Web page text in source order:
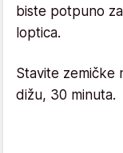
biste potpuno
loptica.
Stavite zemičke
dižu, 30 minuta.